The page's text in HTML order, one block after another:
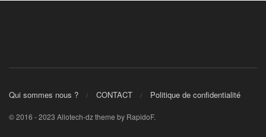
Qui sommes nous ? CONTACT Politique de confidentialité
© 2016 - 2023 Allotech-dz theme by RapidoF.